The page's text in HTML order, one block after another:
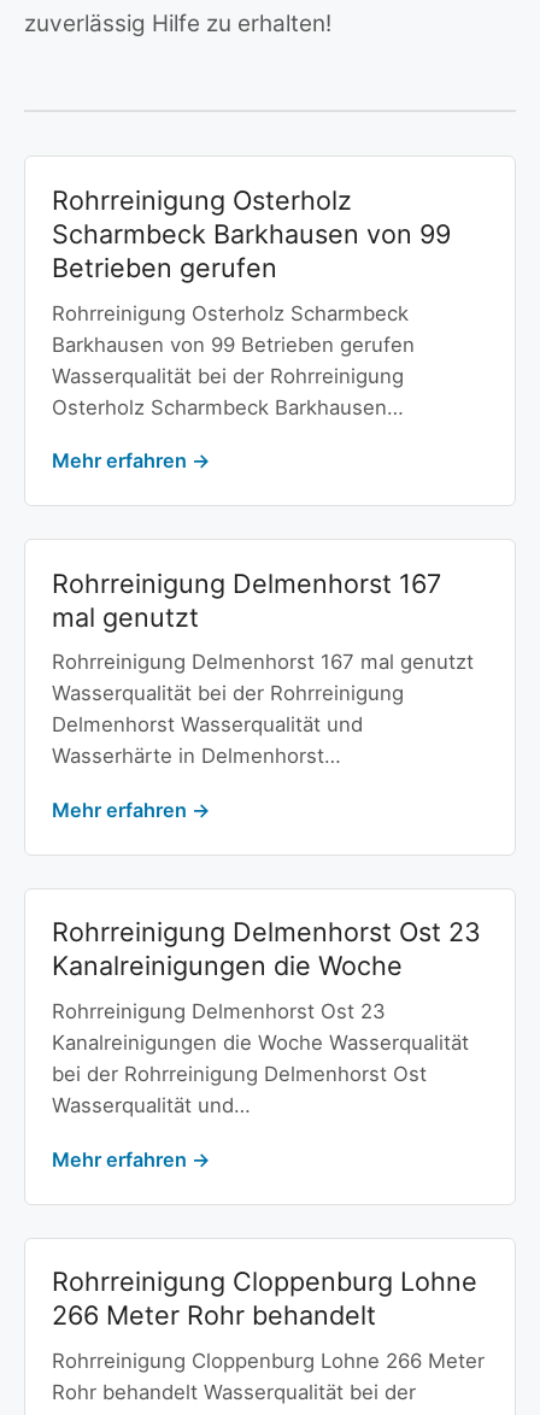
zuverlässig Hilfe zu erhalten!
Rohrreinigung Osterholz
Scharmbeck Barkhausen von 99
Betrieben gerufen
Rohrreinigung Osterholz Scharmbeck
Barkhausen von 99 Betrieben gerufen
Wasserqualität bei der Rohrreinigung
Osterholz Scharmbeck Barkhausen…
Mehr erfahren →
Rohrreinigung Delmenhorst 167
mal genutzt
Rohrreinigung Delmenhorst 167 mal genutzt
Wasserqualität bei der Rohrreinigung
Delmenhorst Wasserqualität und
Wasserhärte in Delmenhorst…
Mehr erfahren →
Rohrreinigung Delmenhorst Ost 23
Kanalreinigungen die Woche
Rohrreinigung Delmenhorst Ost 23
Kanalreinigungen die Woche Wasserqualität
bei der Rohrreinigung Delmenhorst Ost
Wasserqualität und…
Mehr erfahren →
Rohrreinigung Cloppenburg Lohne
266 Meter Rohr behandelt
Rohrreinigung Cloppenburg Lohne 266 Meter
Rohr behandelt Wasserqualität bei der